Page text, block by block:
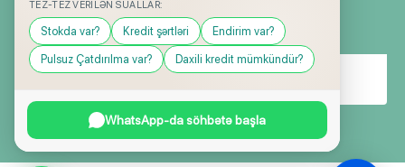
TEZ-TEZ VERILƏN SUALLAR:
Stokda var? Kredit şərtləri Endirim var?
Pulsuz Çatdırılma var? Daxili kredit mümkündür?
WhatsApp-da söhbətə başla